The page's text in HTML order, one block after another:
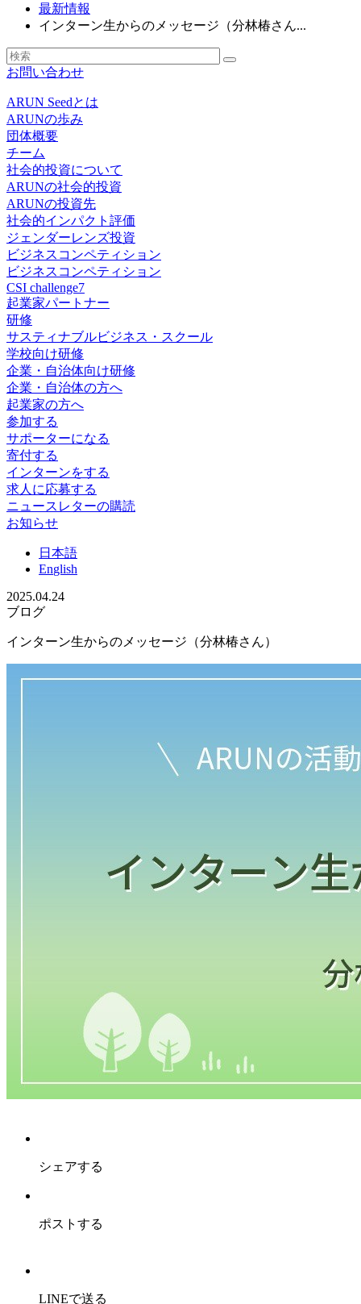
最新情報
インターン生からのメッセージ（分林椿さん...
お問い合わせ
ARUN Seedとは
ARUNの歩み
団体概要
チーム
社会的投資について
ARUNの社会的投資
ARUNの投資先
社会的インパクト評価
ジェンダーレンズ投資
ビジネスコンペティション
ビジネスコンペティション
CSI challenge7
起業家パートナー
研修
サスティナブルビジネス・スクール
学校向け研修
企業・自治体向け研修
企業・自治体の方へ
起業家の方へ
参加する
サポーターになる
寄付する
インターンをする
求人に応募する
ニュースレターの購読
お知らせ
日 本語
English
2025.04.24
ブログ
インターン生からのメッセージ（分林椿さん）
シェアする
ポストする
LINEで送る